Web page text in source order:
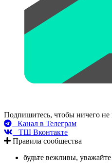
Подпишитесь, чтобы ничего не
Канал в Телеграм
ТШ Вконтакте
Правила сообщества
будьте вежливы,